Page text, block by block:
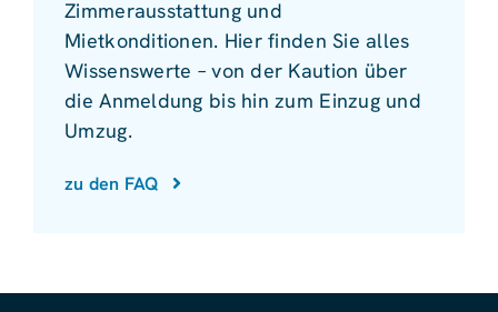
Zimmerausstattung und
Mietkonditionen. Hier finden Sie alles
Wissenswerte – von der Kaution über
die Anmeldung bis hin zum Einzug und
Umzug.
zu den FAQ